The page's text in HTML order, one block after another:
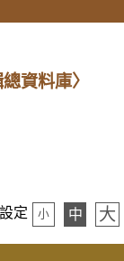
資料庫〉
定 小 中 大